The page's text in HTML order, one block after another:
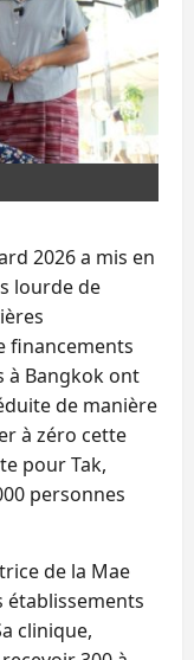
2026 a mis en
lourde de
financements
à Bangkok ont
de manière
à zéro cette
pour Tak,
personnes
de la Mae
établissements
clinique,